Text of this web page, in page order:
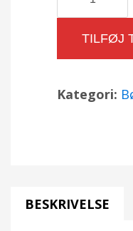
Lapid-
Bogda
TILFØJ
Kategori:
BESKRIVELSE